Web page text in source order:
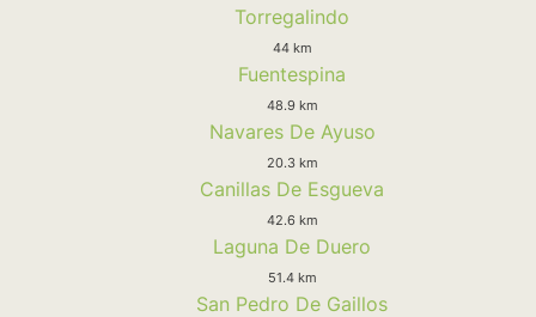
Torregalindo
44 km
Fuentespina
48.9 km
Navares De Ayuso
20.3 km
Canillas De Esgueva
42.6 km
Laguna De Duero
51.4 km
San Pedro De Gaillos